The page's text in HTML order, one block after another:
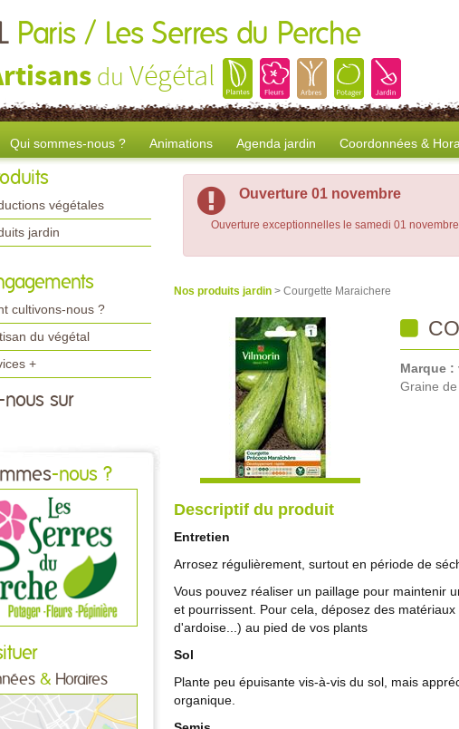
Paris / Les Serres du Perche
du Végétal
Qui sommes-nous ? Animations Agenda jardin Coordonnées &
végétales
jardin
cultivons-nous ?
du végétal
+
nous sur
-nous ?
& Horaires
Ouverture 01 novembre
Ouverture exceptionnelles le samedi 01
Nos produits jardin > Courgette Maraichere
Marque :
Graine
Descriptif du produit
Entretien
Arrosez régulièrement, surtout en période de
Vous pouvez réaliser un paillage pour maintenir
et pourrissent. Pour cela, déposez des
d'ardoise...) au pied de vos plants
Sol
Plante peu épuisante vis-à-vis du sol, mais
organique.